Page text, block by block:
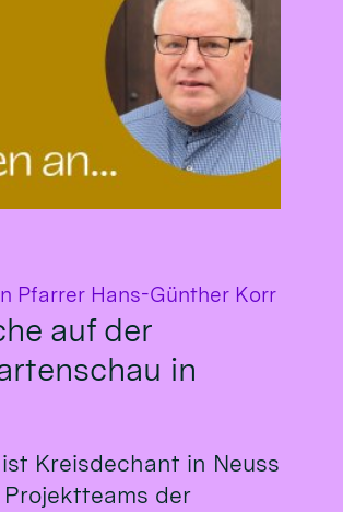
Pfarrer Hans-Günther Korr:
auf der
in
Kreisdechant in Neuss
der